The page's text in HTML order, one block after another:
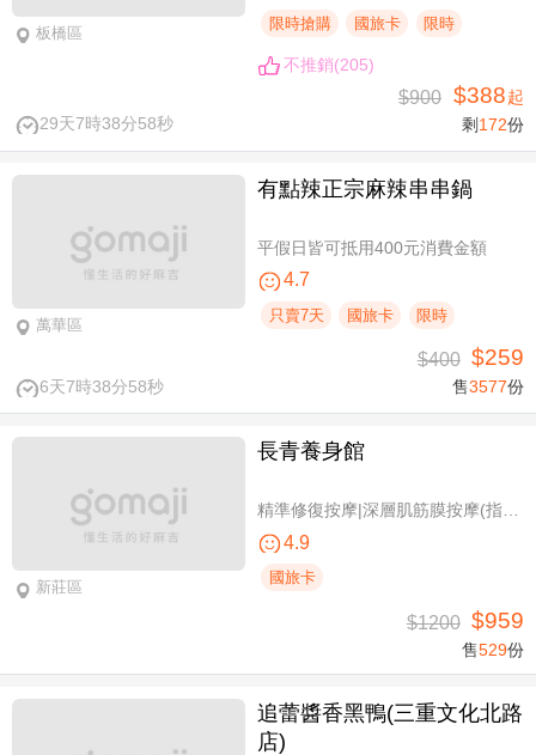
板橋區
限時搶購 國旅卡 限時
不推銷(205)
29天7時38分57秒
$900 $388起
剩 172份
萬華區
有點辣正宗麻辣串串鍋
平假日皆可抵用400元消費金額
4.7
只賣7天 國旅卡 限時
6天7時38分57秒
$400 $259
售3577份
新莊區
長青養身館
精準修復按摩|深層肌筋膜按摩(指壓/指油壓 二選一)+(滑罐/舒刮 二選一)全程75分(手技75分)
4.9
國旅卡
$1200 $959
售529份
追蕾醬香黑鴨(三重文化北路
店)